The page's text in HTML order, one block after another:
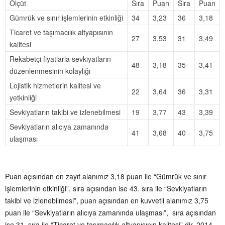
Ölçüt Sıra Puan Sıra
Puan
Gümrük ve sınır işlemlerinin etkinliği
34 3,23 36
3,18
Ticaret ve taşımacılık altyapısının
kalitesi
27 3,53 31 3,49
Rekabetçi fiyatlarla sevkiyatların
düzenlenmesinin kolaylığı
48 3,18 35 3,41
Lojistik hizmetlerin kalitesi ve
yetkinliği
22 3,64 36 3,31
Sevkiyatların takibi ve izlenebilmesi 19 3,77 43
3,39
Sevkiyatların alıcıya zamanında
ulaşması
41 3,68 40 3,75
Puan açısından en zayıf alanımız 3,18 puan ile “Gümrük ve sınır
işlemlerinin etkinliği”, sıra açısından ise 43. sıra ile “Sevkiyatların
takibi ve izlenebilmesi”, puan açısından en kuvvetli alanımız 3,75
puan ile “Sevkiyatların alıcıya zamanında ulaşması”, sıra açısından